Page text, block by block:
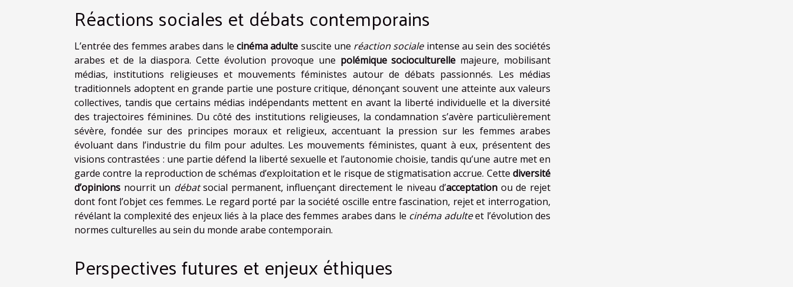
Réactions sociales et débats contemporains
L’entrée des femmes arabes dans le cinéma adulte suscite une réaction socialeintense au sein des sociétés
arabes et de la diaspora. Cette évolution provoque une polémique socioculturelle majeure, mobilisant
médias, institutions religieuses et mouvements féministes autour de débats passionnés. Les médias
traditionnels adoptent en grande partie une posture critique, dénonçant souvent une atteinte aux valeurs
collectives, tandis que certains médias indépendants mettent en avant la liberté individuelle et la diversité
des trajectoires féminines. Du côté des institutions religieuses, la condamnation s’avère particulièrement
sévère, fondée sur des principes moraux et religieux, accentuant la pression sur les femmes arabes
évoluant dans l’industrie du film pour adultes. Les mouvements féministes, quant à eux, présentent des
visions contrastées : une partie défend la liberté sexuelle et l’autonomie choisie, tandis qu’une autre met en
garde contre la reproduction de schémas d’exploitation et le risque de stigmatisation accrue. Cette diversité
d’opinions nourrit un débatsocial permanent, influençant directement le niveau d’acceptation ou de rejet
dont font l’objet ces femmes. Le regard porté par la société oscille entre fascination, rejet et interrogation,
révélant la complexité des enjeux liés à la place des femmes arabes dans le cinéma adulteet l’évolution des
normes culturelles au sein du monde arabe contemporain.
Perspectives futures et enjeux éthiques